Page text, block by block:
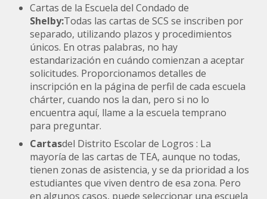
Cartas de la Escuela del Condado de
Shelby:Todas las cartas de SCS se inscriben por
separado, utilizando plazos y procedimientos
únicos. En otras palabras, no hay
estandarización en cuándo comienzan a aceptar
solicitudes. Proporcionamos detalles de
inscripción en la página de perfil de cada escuela
chárter, cuando nos la dan, pero si no lo
encuentra aquí, llame a la escuela temprano
para preguntar.
Cartasdel Distrito Escolar de Logros : La
mayoría de las cartas de TEA, aunque no todas,
tienen zonas de asistencia, y se da prioridad a los
estudiantes que viven dentro de esa zona. Pero
en algunos casos, puede seleccionar una escuela